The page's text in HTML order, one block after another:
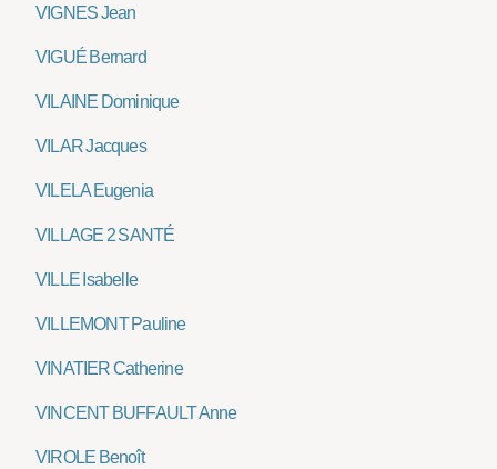
VIGNES Jean
VIGUÉ Bernard
VILAINE Dominique
VILAR Jacques
VILELA Eugenia
VILLAGE 2 SANTÉ
VILLE Isabelle
VILLEMONT Pauline
VINATIER Catherine
VINCENT BUFFAULT Anne
VIROLE Benoît